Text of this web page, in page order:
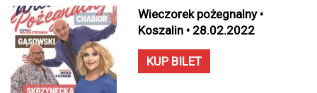
Wieczorek pożegnalny •
Koszalin • 28.02.2022
KUP BILET